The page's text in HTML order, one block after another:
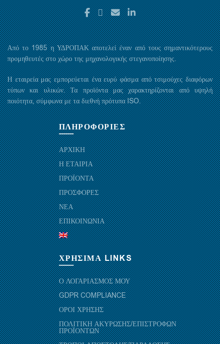
Από το 1985 η ΥΔΡΟΠΑΚ αποτελεί έναν από τους σημαντικότερους
προμηθευτές στο χώρο της μηχανολογικής στεγανοποίησης.
Η εταιρεία μας εμπορεύεται ένα ευρύ φάσμα από τσιμούχες διαφόρων
τύπων και υλικών. Τα προϊόντα μας χαρακτηρίζονται από υψηλή
ποιότητα, σύμφωνα με τα διεθνή πρότυπα ISO.
ΠΛΗΡΟΦΟΡΙΕΣ
ΑΡΧΙΚΗ
Η ΕΤΑΙΡΙΑ
ΠΡΟΪΟΝΤΑ
ΠΡΟΣΦΟΡΕΣ
ΝΕΑ
ΕΠΙΚΟΙΝΩΝΙΑ
ΧΡΗΣΙΜΑ LINKS
Ο ΛΟΓΑΡΙΑΣΜΟΣ ΜΟΥ
GDPR COMPLIANCE
ΟΡΟΙ ΧΡΗΣΗΣ
ΠΟΛΙΤΙΚΗ ΑΚΥΡΩΣΗΣ/ΕΠΙΣΤΡΟΦΩΝ
ΠΡΟΪΟΝΤΩΝ